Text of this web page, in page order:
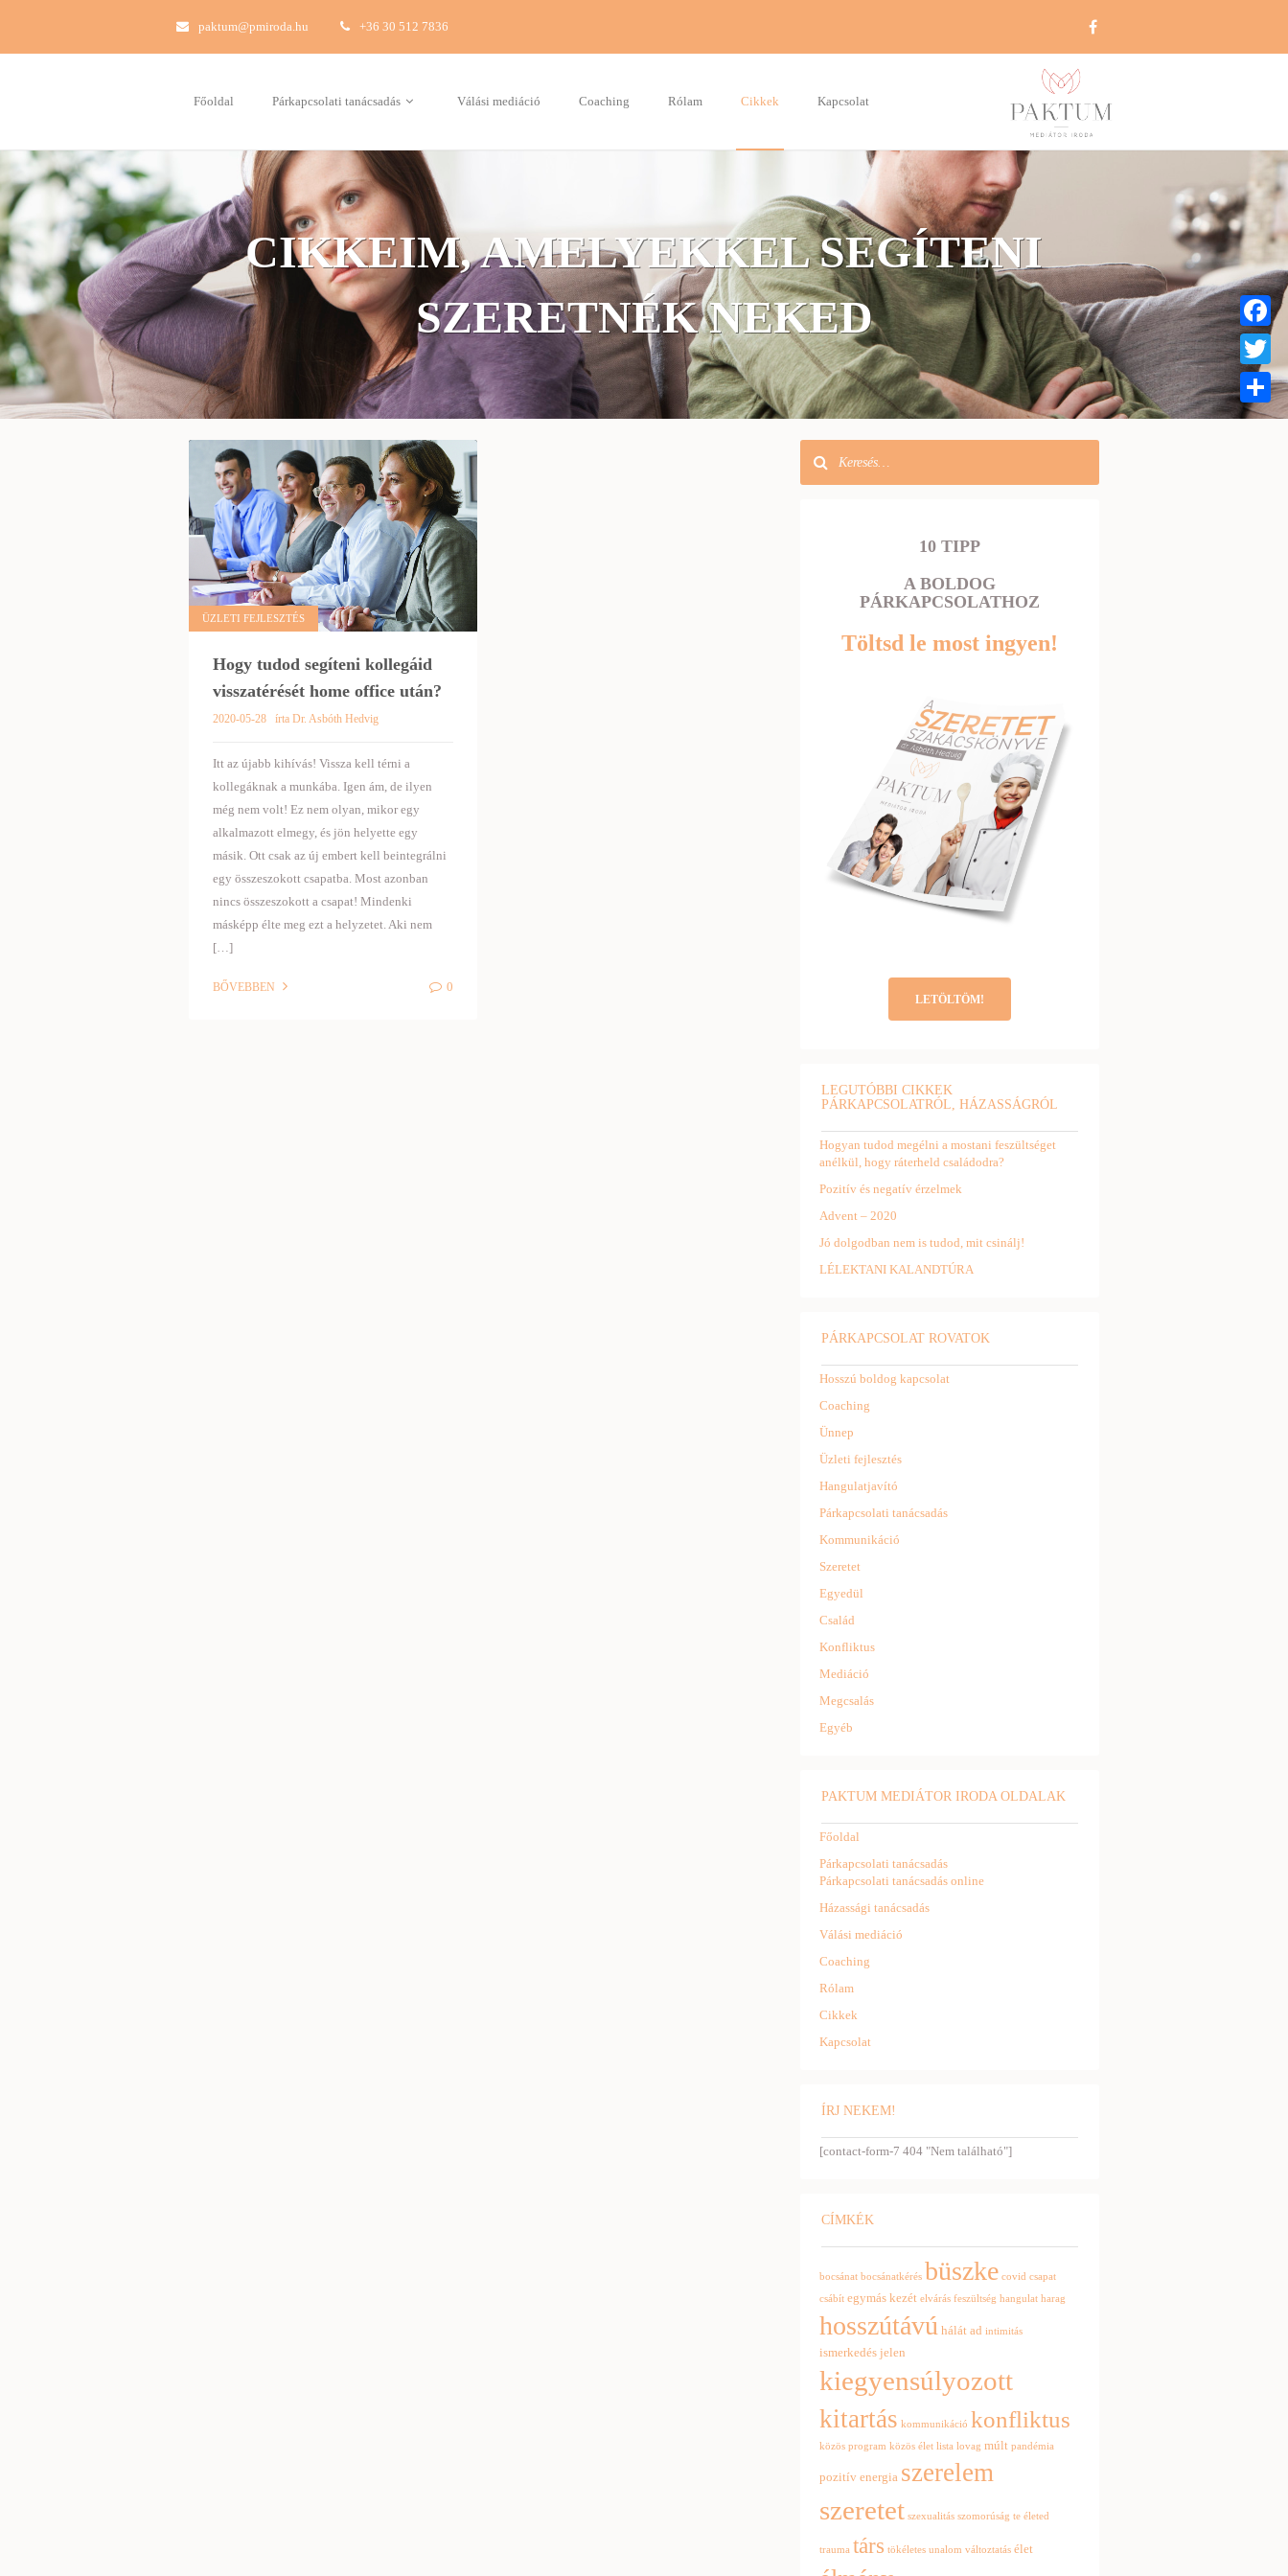
paktum@pmiroda.hu +36 30 512 7836
Főoldal Párkapcsolati tanácsadás Válási mediáció Coaching Rólam Cikkek Kapcsolat
CIKKEIM, AMELYEKKEL SEGÍTENI
SZERETNÉK NEKED
ÜZLETI FEJLESZTÉS
Hogy tudod segíteni kollegáid
visszatérését home office után?
2020-05-28 írta Dr. Asbóth Hedvig
Itt az újabb kihívás! Vissza kell térni a
kollegáknak a munkába. Igen ám, de ilyen
még nem volt! Ez nem olyan, mikor egy
alkalmazott elmegy, és jön helyette egy
másik. Ott csak az új embert kell beintegrálni
egy összeszokott csapatba. Most azonban
nincs összeszokott a csapat! Mindenki
másképp élte meg ezt a helyzetet. Aki nem
[…]
BŐVEBBEN 0
10 TIPP
A BOLDOG
PÁRKAPCSOLATHOZ
Töltsd le most ingyen!
LETÖLTÖM!
LEGUTÓBBI CIKKEK
PÁRKAPCSOLATRÓL, HÁZASSÁGRÓL
Hogyan tudod megélni a mostani feszültséget
anélkül, hogy ráterheld családodra?
Pozitív és negatív érzelmek
Advent – 2020
Jó dolgodban nem is tudod, mit csinálj!
LÉLEKTANI KALANDTÚRA
PÁRKAPCSOLAT ROVATOK
Hosszú boldog kapcsolat
Coaching
Ünnep
Üzleti fejlesztés
Hangulatjavító
Párkapcsolati tanácsadás
Kommunikáció
Szeretet
Egyedül
Család
Konfliktus
Mediáció
Megcsalás
Egyéb
PAKTUM MEDIÁTOR IRODA OLDALAK
Főoldal
Párkapcsolati tanácsadás
Párkapcsolati tanácsadás online
Házassági tanácsadás
Válási mediáció
Coaching
Rólam
Cikkek
Kapcsolat
ÍRJ NEKEM!
[contact-form-7 404 "Nem található"]
CÍMKÉK
bocsánat bocsánatkérés büszke covid csapat
csábít egymás kezét elvárás feszültség hangulat harag
hosszútávú hálát ad intimitás
ismerkedés jelen
kiegyensúlyozott
kitartás kommunikáció konfliktus
közös program közös élet lista lovag múlt pandémia
pozitív energia szerelem
szeretet szexualitás szomorúság te életed
trauma társ tökéletes unalom változtatás élet
Twitter
Share